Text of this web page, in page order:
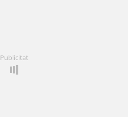
Publicitat